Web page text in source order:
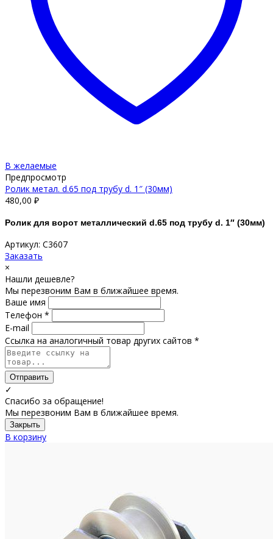
В желаемые
Предпросмотр
Ролик метал. d.65 под трубу d. 1″ (30мм)
480,00 ₽
Ролик для ворот металлический d.65 под трубу d. 1″ (30мм)
Артикул: С3607
Заказать
×
Нашли дешевле?
Мы перезвоним Вам в ближайшее время.
Ваше имя
Телефон *
E-mail
Ссылка на аналогичный товар других сайтов *
Отправить
✓
Спасибо за обращение!
Мы перезвоним Вам в ближайшее время.
Закрыть
В корзину